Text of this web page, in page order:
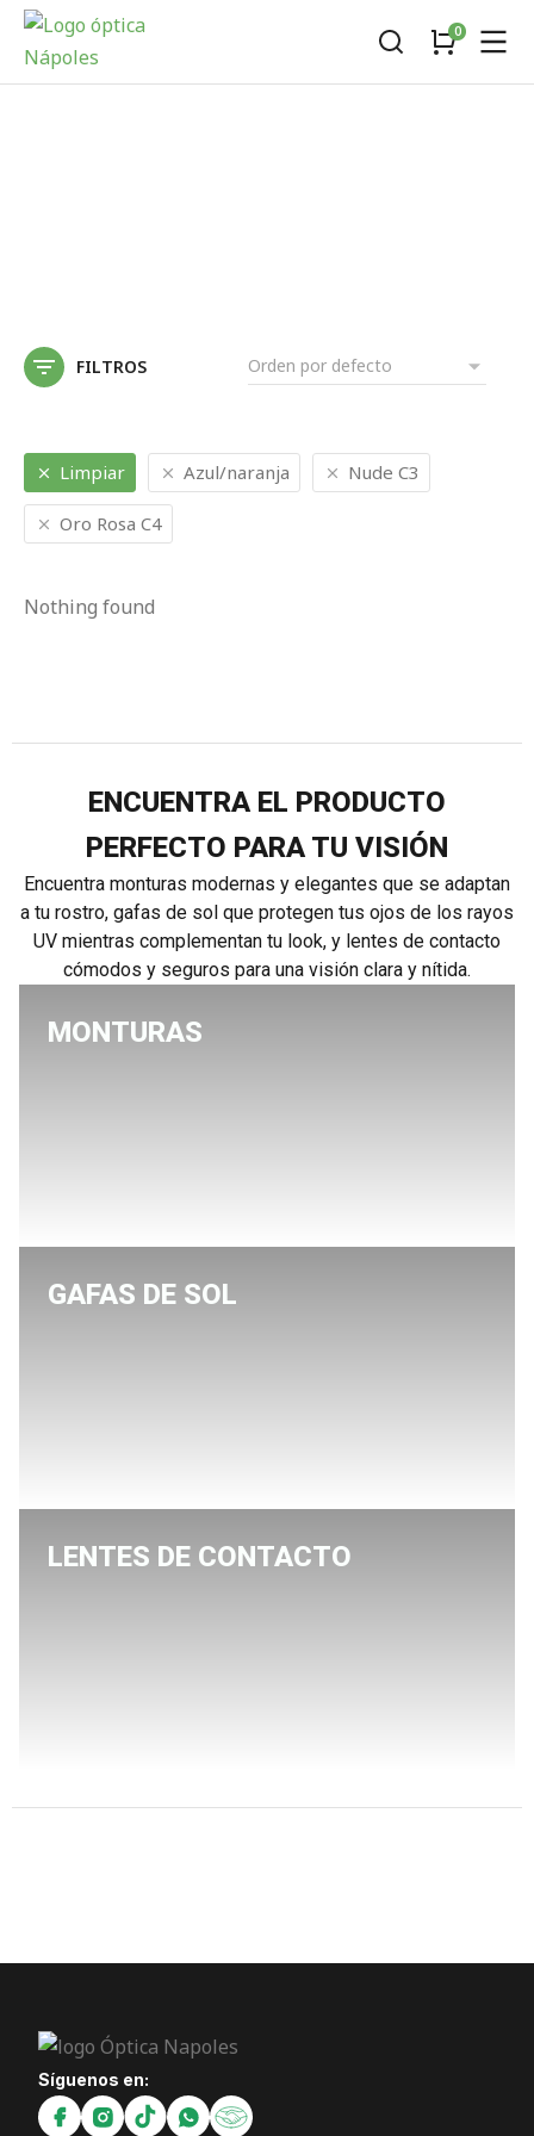
FILTROS
Limpiar Azul/naranja Nude C3
Oro Rosa C4
Nothing found
ENCUENTRA EL PRODUCTO
PERFECTO PARA TU VISIÓN
Encuentra monturas modernas y elegantes que se adaptan
a tu rostro, gafas de sol que protegen tus ojos de los rayos
UV mientras complementan tu look, y lentes de contacto
cómodos y seguros para una visión clara y nítida.
MONTURAS
GAFAS DE SOL
LENTES DE CONTACTO
Síguenos en: